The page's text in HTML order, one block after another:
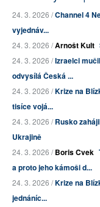
24. 3. 2026 /Channel 4
vyjednáv...
24. 3. 2026 /Arnošt Kult
24. 3. 2026 /Izraelci
odvysílá Česká ...
24. 3. 2026 /Krize na
tisíce vojá...
24. 3. 2026 /Rusko
Ukrajině
24. 3. 2026 /Boris Cvek
a proto jeho kámoši d...
24. 3. 2026 /Krize na
jednáníc...